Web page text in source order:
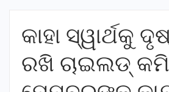
କାହା ସ୍ୱାର୍ଥକୁ
ରଖି ଚାଇଲଡ୍